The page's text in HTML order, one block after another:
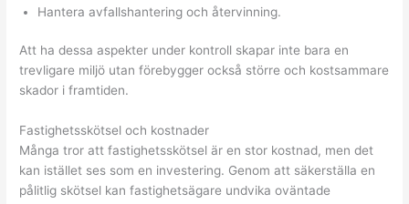
Hantera avfallshantering och återvinning.
Att ha dessa aspekter under kontroll skapar inte bara en
trevligare miljö utan förebygger också större och kostsammare
skador i framtiden.
Fastighetsskötsel och kostnader
Många tror att fastighetsskötsel är en stor kostnad, men det
kan istället ses som en investering. Genom att säkerställa en
pålitlig skötsel kan fastighetsägare undvika oväntade